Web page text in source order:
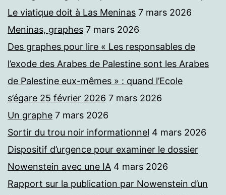
Le viatique doit à Las Meninas 7 mars 2026
Meninas, graphes 7 mars 2026
Des graphes pour lire « Les responsables de
l’exode des Arabes de Palestine sont les Arabes
de Palestine eux-mêmes » : quand l’Ecole
s’égare 25 février 2026 7 mars 2026
Un graphe 7 mars 2026
Sortir du trou noir informationnel 4 mars 2026
Dispositif d’urgence pour examiner le dossier
Nowenstein avec une IA 4 mars 2026
Rapport sur la publication par Nowenstein d’un